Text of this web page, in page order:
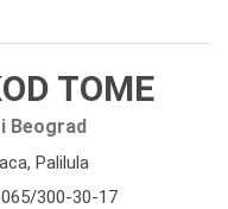
TOME
Beograd
Palilula
065/300-30-17